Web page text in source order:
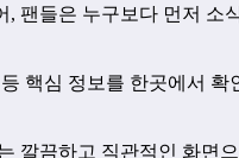
팬들은 누구보다 먼저 소
핵심 정보를 한곳에서 확
깔끔하고 직관적인 화면